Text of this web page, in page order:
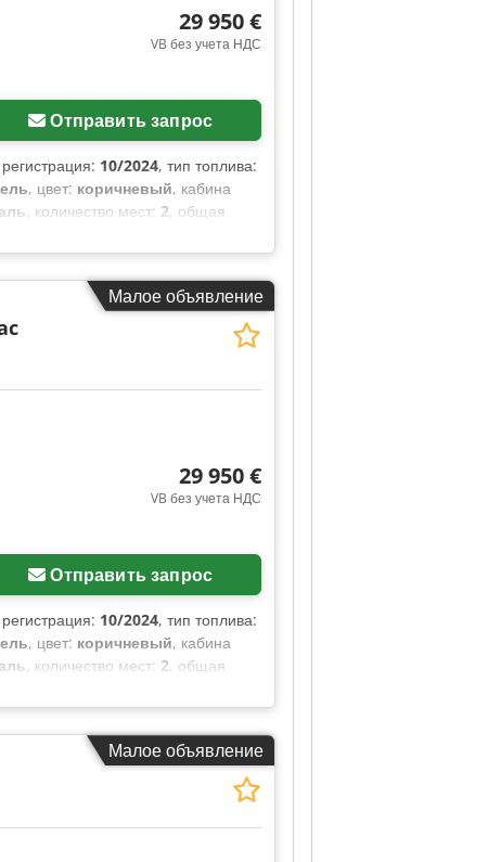
29 950 €
VB без учета НДС
Отправить запрос
10/2024, тип топлива:
, цвет: коричневый, кабина
, количество мест: 2, общая
кондиционер, круиз-
стекол, электрорегулируемое
Малое объявление
29 950 €
VB без учета НДС
Отправить запрос
10/2024, тип топлива:
, цвет: коричневый, кабина
, количество мест: 2, общая
кондиционер, круиз-
зеркало,
Малое объявление